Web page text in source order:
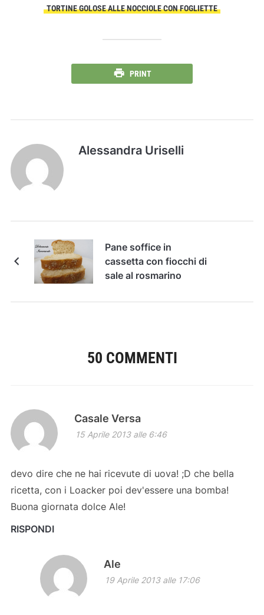
TORTINE GOLOSE ALLE NOCCIOLE CON FOGLIETTE
PRINT
Alessandra Uriselli
Pane soffice in
cassetta con fiocchi di
sale al rosmarino
50 COMMENTI
Casale Versa
15 Aprile 2013 alle 6:46
devo dire che ne hai ricevute di uova! ;D che bella
ricetta, con i Loacker poi dev'essere una bomba!
Buona giornata dolce Ale!
RISPONDI
Ale
19 Aprile 2013 alle 17:06